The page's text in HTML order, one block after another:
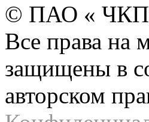
© ПАО «
Все права на
защищены в
авторском